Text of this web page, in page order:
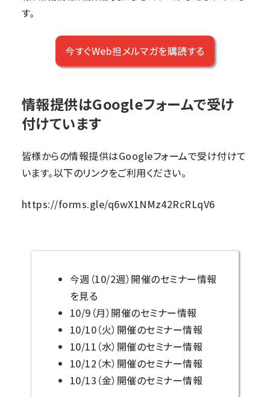
す。
今すぐWeb担メルマガを購読する
情報提供はGoogleフォームで受け
付けています
皆様からの情報提供はGoogleフォームで受け付けて
います。以下のリンクをご利用ください。
https://forms.gle/q6wX1NMz42RcRLqV6
今週（10/2週）開催のセミナー情報
を見る
10/9（月）開催のセミナー情報
10/10（火）開催のセミナー情報
10/11（水）開催のセミナー情報
10/12（木）開催のセミナー情報
10/13（金）開催のセミナー情報